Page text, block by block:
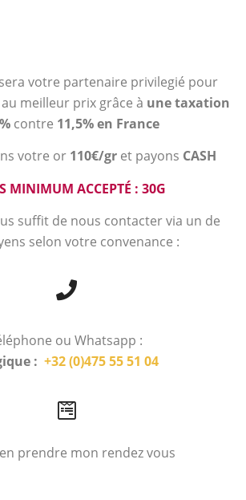
votre partenaire privilegié pour
meilleur prix grâce à une taxation
contre 11,5% en France
votre or 110€/gr et payons CASH
MINIMUM ACCEPTÉ : 30G
suffit de nous contacter via un de
selon votre convenance :
ou Whatsapp :
: +32 (0)475 55 51 04
prendre mon rendez vous